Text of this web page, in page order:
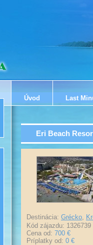
Úvod Last
Eri Beach
Destinácia: Grécko,
Kód zájazdu: 1326739
Cena od: 700 €
Príplatky od: 0 €